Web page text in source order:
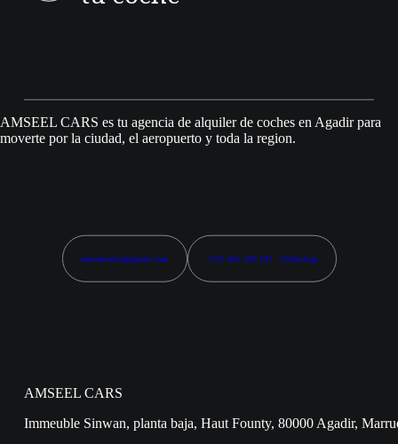
AMSEEL CARS es tu agencia de alquiler de coches en Agadir para
moverte por la ciudad, el aeropuerto y toda la region.
amseelcars5@gmail.com +212 662 500 181 · WhatsApp
AMSEEL CARS
Immeuble Sinwan, planta baja, Haut Founty, 80000 Agadir,